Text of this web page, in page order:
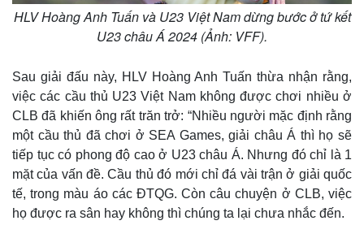
HLV Hoàng Anh Tuấn và U23 Việt Nam dừng bước ở tứ kết
U23 châu Á 2024 (Ảnh: VFF).
Sau giải đấu này, HLV Hoàng Anh Tuấn thừa nhận rằng,
việc các cầu thủ U23 Việt Nam không được chơi nhiều ở
CLB đã khiến ông rất trăn trở: “Nhiều người mặc định rằng
một cầu thủ đã chơi ở SEA Games, giải châu Á thì họ sẽ
tiếp tục có phong độ cao ở U23 châu Á. Nhưng đó chỉ là 1
mặt của vấn đề. Cầu thủ đó mới chỉ đá vài trận ở giải quốc
tế, trong màu áo các ĐTQG. Còn câu chuyện ở CLB, việc
họ được ra sân hay không thì chúng ta lại chưa nhắc đến.